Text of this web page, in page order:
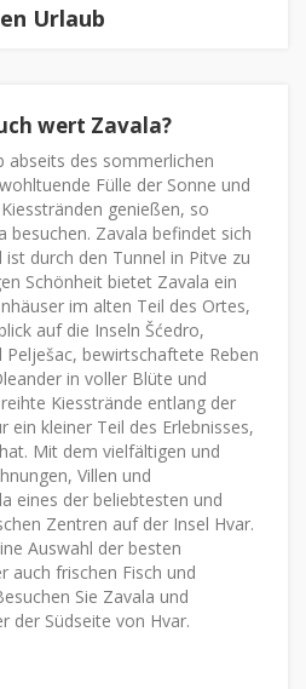
Urlaub
wert Zavala?
abseits des sommerlichen
Fülle der Sonne und
genießen, so
besuchen. Zavala befindet sich
durch den Tunnel in Pitve zu
Schönheit bietet Zavala ein
im alten Teil des Ortes,
auf die Inseln Šćedro,
Pelješac, bewirtschaftete Reben
in voller Blüte und
Kiesstrände entlang der
ein kleiner Teil des Erlebnisses,
Mit dem vielfältigen und
Villen und
eines der beliebtesten und
Zentren auf der Insel Hvar.
Auswahl der besten
auch frischen Fisch und
Sie Zavala und
der Südseite von Hvar.